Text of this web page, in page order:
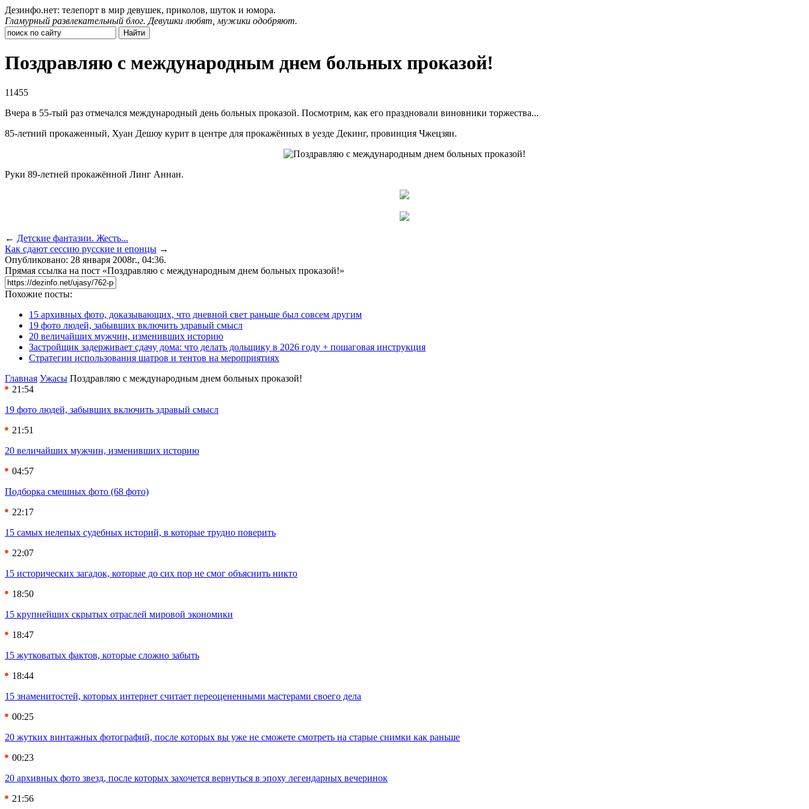
Дезинфо.нет: телепорт в мир девушек, приколов, шуток и юмора.
Гламурный развлекательный блог. Девушки любят, мужики одобряют.
Поздравляю с международным днем больных проказой!
11455
Вчера в 55-тый раз отмечался международный день больных проказой. Посмотрим, как его праздновали виновники торжества...
85-летний прокаженный, Хуан Дешоу курит в центре для прокажённых в уезде Декинг, провинция Чжецзян.
Руки 89-летней прокажённой Линг Аннан.
← Детские фантазии. Жесть...
Как сдают сессию русские и епонцы →
Опубликовано: 28 января 2008г., 04:36.
Прямая ссылка на пост «Поздравляю с международным днем больных проказой!»
Похожие посты:
15 архивных фото, доказывающих, что дневной свет раньше был совсем другим
19 фото людей, забывших включить здравый смысл
20 величайших мужчин, изменивших историю
Застройщик задерживает сдачу дома: что делать дольщику в 2026 году + пошаговая инструкция
Стратегии использования шатров и тентов на мероприятиях
Главная Ужасы Поздравляю с международным днем больных проказой!
21:54
19 фото людей, забывших включить здравый смысл
21:51
20 величайших мужчин, изменивших историю
04:57
Подборка смешных фото (68 фото)
22:17
15 самых нелепых судебных историй, в которые трудно поверить
22:07
15 исторических загадок, которые до сих пор не смог объяснить никто
18:50
15 крупнейших скрытых отраслей мировой экономики
18:47
15 жутковатых фактов, которые сложно забыть
18:44
15 знаменитостей, которых интернет считает переоцененными мастерами своего дела
00:25
20 жутких винтажных фотографий, после которых вы уже не сможете смотреть на старые снимки как раньше
00:23
20 архивных фото звезд, после которых захочется вернуться в эпоху легендарных вечеринок
21:56